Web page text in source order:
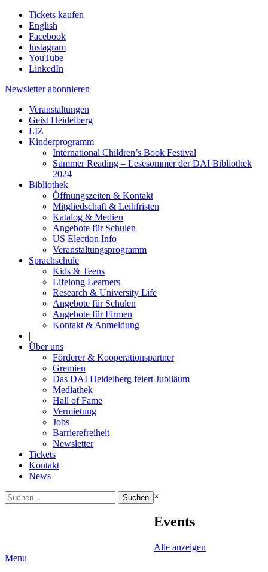
Tickets kaufen
English
Facebook
Instagram
YouTube
LinkedIn
Newsletter abonnieren
Veranstaltungen
Geist Heidelberg
LIZ
Kinderprogramm
International Children’s Book Festival
Summer Reading – Lesesommer der DAI Bibliothek
2024
Bibliothek
Öffnungszeiten & Kontakt
Mitgliedschaft & Leihfristen
Katalog & Medien
Angebote für Schulen
US Election Info
Veranstaltungsprogramm
Sprachschule
Kids & Teens
Lifelong Learners
Research & University Life
Angebote für Schulen
Angebote für Firmen
Kontakt & Anmeldung
|
Über uns
Förderer & Kooperationspartner
Gremien
Das DAI Heidelberg feiert Jubiläum
Mediathek
Hall of Fame
Vermietung
Jobs
Barrierefreiheit
Newsletter
Tickets
Kontakt
News
Suchen
nach:
×
Events
Alle anzeigen
Menu